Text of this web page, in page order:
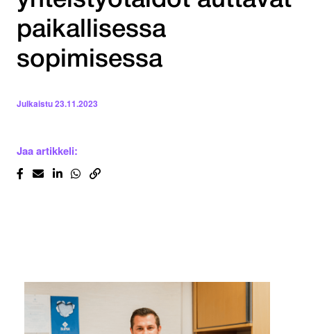
paikallisessa
sopimisessa
Julkaistu23.11.2023
Jaa artikkeli: